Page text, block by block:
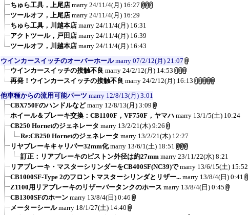
ちゅら工具，上尾店 marry 24/11/4(月) 16:27
ツールオフ，上尾店 marry 24/11/4(月) 16:29
ちゅら工具，川越本店 marry 24/11/4(月) 16:31
アクトツール，戸田店 marry 24/11/4(月) 16:39
ツールオフ，川越本店 marry 24/11/4(月) 16:43
ウインカースイッチのオーバーホール marry 07/2/12(月) 21:07
ウインカースイッチの接触不良 marry 24/2/12(月) 14:53
再発！ウインカースイッチの接触不良 marry 24/2/12(月) 16:13
他車種からの流用可能パーツ marry 12/8/13(月) 3:01
CBX750Fのハンドルなど marry 12/8/13(月) 3:09
ホイール＆ブレーキ交換：CB1100F，VF750F，ヤマハ marry 13/1/5(土) 10:24
CB250 Hornetのジェネレータ marry 13/2/21(木) 9:26
Re:CB250 Hornetのジェネレータ marry 13/2/21(木) 12:27
リヤブレーキキャリパー32mm化 marry 13/6/1(土) 18:51
訂正：リアブレーキのピストン外径は約27mm marry 23/11/22(水) 8:21
リアブレーキ・マスターシリンダーをCB400SF(NC39)で marry 13/6/15(土) 15:52
CB1000SF-Type 2のフロントマスターシリンダとリザー... marry 13/8/4(日) 0:41
Z1100用リアブレーキのリザーバータンクのホース marry 13/8/4(日) 0:45
CB1300SFのホーン marry 13/8/4(日) 0:46
メーターシール marry 18/1/27(土) 14:40